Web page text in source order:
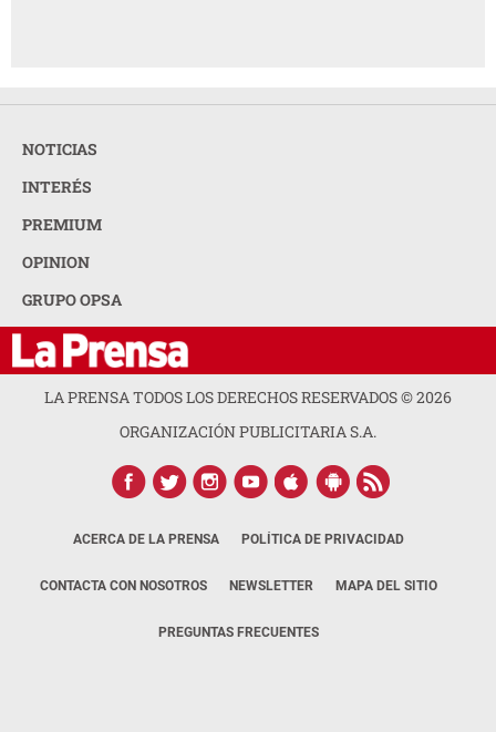
NOTICIAS
INTERÉS
PREMIUM
OPINION
GRUPO OPSA
LA PRENSA TODOS LOS DERECHOS RESERVADOS ©2026
ORGANIZACIÓN PUBLICITARIA S.A.
ACERCA DE LA PRENSA POLÍTICA DE PRIVACIDAD
CONTACTA CON NOSOTROS NEWSLETTER MAPA DEL SITIO
PREGUNTAS FRECUENTES